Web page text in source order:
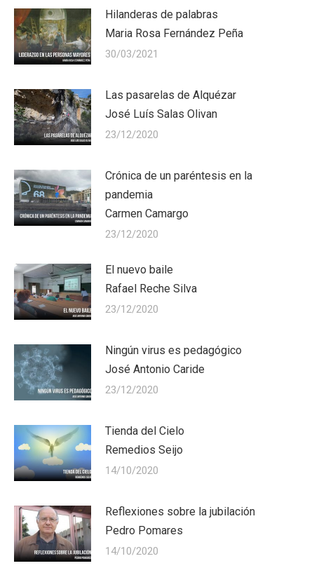
Hilanderas de palabras
Maria Rosa Fernández Peña
30/03/2021
Las pasarelas de Alquézar
José Luís Salas Olivan
23/12/2020
Crónica de un paréntesis en la
pandemia
Carmen Camargo
23/12/2020
El nuevo baile
Rafael Reche Silva
23/12/2020
Ningún virus es pedagógico
José Antonio Caride
23/12/2020
Tienda del Cielo
Remedios Seijo
14/10/2020
Reflexiones sobre la jubilación
Pedro Pomares
14/10/2020